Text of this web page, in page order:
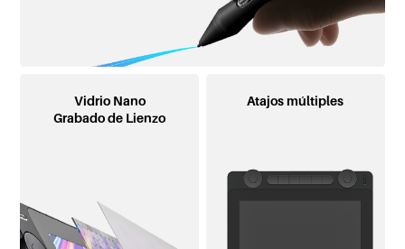
Vidrio Nano
Grabado de Lienzo
Atajos múltiples